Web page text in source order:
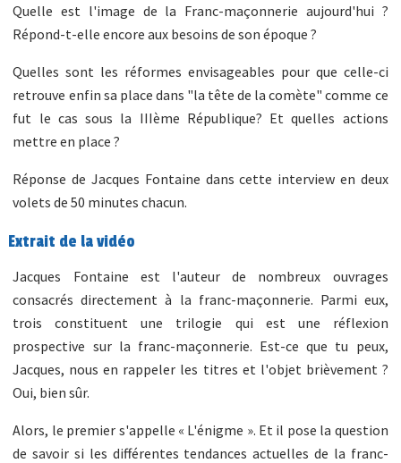
Quelle est l'image de la Franc-maçonnerie aujourd'hui ?
Répond-t-elle encore aux besoins de son époque ?
Quelles sont les réformes envisageables pour que celle-ci
retrouve enfin sa place dans "la tête de la comète" comme ce
fut le cas sous la IIIème République? Et quelles actions
mettre en place ?
Réponse de Jacques Fontaine dans cette interview en deux
volets de 50 minutes chacun.
Extrait de la vidéo
Jacques Fontaine est l'auteur de nombreux ouvrages
consacrés directement à la franc-maçonnerie. Parmi eux,
trois constituent une trilogie qui est une réflexion
prospective sur la franc-maçonnerie. Est-ce que tu peux,
Jacques, nous en rappeler les titres et l'objet brièvement ?
Oui, bien sûr.
Alors, le premier s'appelle « L'énigme ». Et il pose la question
de savoir si les différentes tendances actuelles de la franc-